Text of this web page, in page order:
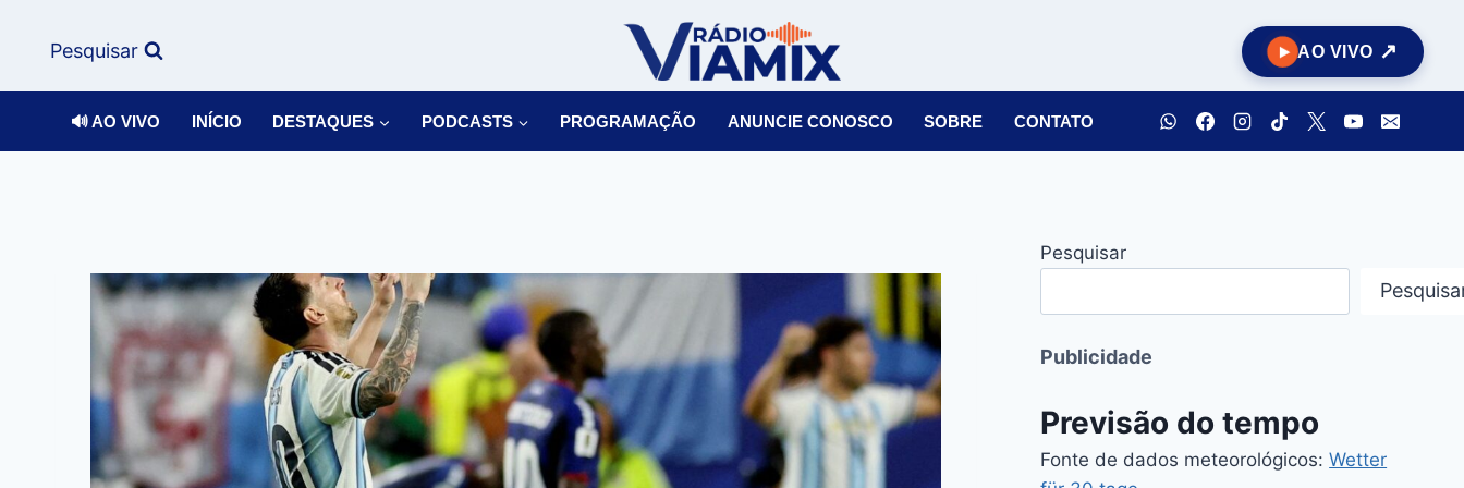
Pesquisar AO VIVO
🔊 AO VIVO INÍCIO DESTAQUES PODCASTS PROGRAMAÇÃO ANUNCIE CONOSCO SOBRE CONTATO
Pesquisar
Publicidade
Previsão do tempo
Fonte de dados meteorológicos:Wetter